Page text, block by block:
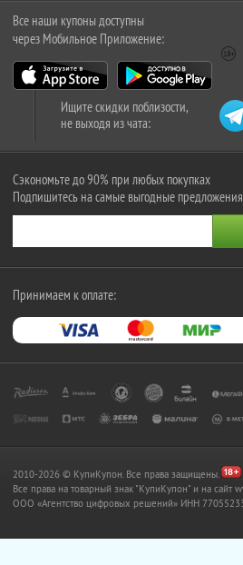
Все наши купоны доступны
через Мобильное Приложение:
Ищите скидки поблизости,
не выходя из чата:
Сэкономьте до 90% при любых покупках
Подпишитесь на самые выгодные предложения
Принимаем к оплате:
2010-2026 © КупиКупон. Все права защищены.
Все права на товарный знак "КупиКупон" и на сайт
OOO «Агентство цифровых решений» ИНН